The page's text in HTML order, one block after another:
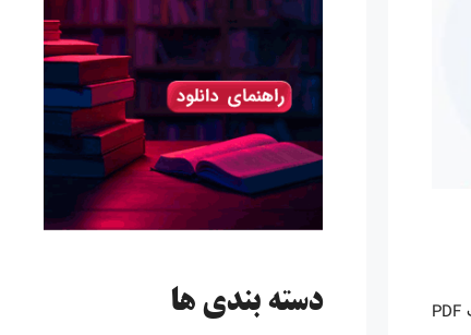
اینروزها خرید PDF کتاب‎های خارجی بسیار رواج یافته است. با آنکه نسخه‌های ترجمه شده بسیار زیادی از کتاب‌ها چه به صورت چاپی و چه به صورت PDF
دسته‌ بندی ها